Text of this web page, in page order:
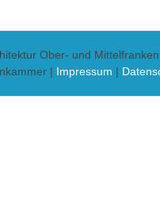
Ober- und
| Impressum |